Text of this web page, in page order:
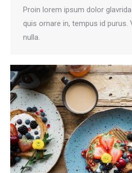
Proin lorem ipsum dolor
quis ornare in, tempus id
nulla.